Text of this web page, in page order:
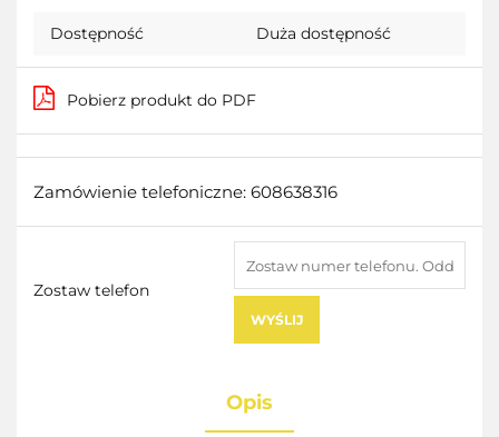
Dostępność Duża dostępność
Pobierz produkt do PDF
Zamówienie telefoniczne: 608638316
Zostaw telefon
WYŚLIJ
Opis